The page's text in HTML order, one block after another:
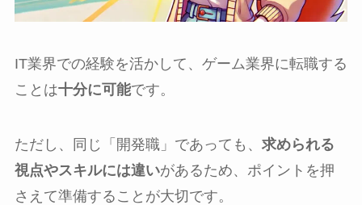
IT業界での経験を活かして、ゲーム業界に転職する
ことは十分に可能です。
ただし、同じ「開発職」であっても、 求められる
視点やスキルには違いがあるため、ポイントを押
さえて準備することが大切です。